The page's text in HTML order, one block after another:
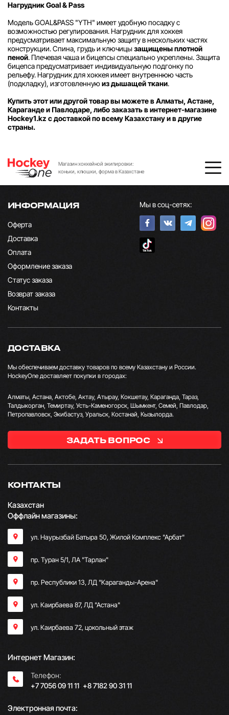
Нагрудник Goal & Pass
Модель GOAL&PASS "YTH" имеет удобную посадку с
возможностью регулирования. Нагрудник для хоккея
предусматривает максимальную защиту в нескольких частях
конструкции. Спина, грудь и ключицызащищены плотной
пеной. Плечевая чаша и бицепсы специально укреплены. Защита
бицепса предусматривает индивидуальную подгонку по
рельефу. Нагрудник для хоккея имеет внутреннюю часть
(подкладку), изготовленнуюиз дышащей ткани.
Купить этот или другой товар вы можете в Алматы, Астане,
Караганде и Павлодаре, либо заказать в интернет-магазине
Hockey1.kz с доставкой по всему Казахстану и в другие
страны.
Магазин хоккейной экипировки:
коньки, клюшки, форма в Казахстане
ИНФОРМАЦИЯ
Оферта
Доставка
Оплата
Оформление заказа
Статус заказа
Возврат заказа
Контакты
Мы в соц-сетях:
КОНТАКТЫ
Казахстан
Оффлайн магазины:
ул. Наурызбай Батыра 50, Жилой Комплекс "Арбат"
пр. Туран 5/1, ЛА "Тарлан"
пр. Республики 13, ​ЛД "Караганды-Арена"
ул. Каирбаева 87, ЛД "Астана"
ул. Каирбаева 72, цокольный этаж
Интернет Магазин:
Телефон:
+7 7056 09 11 11; +8 7182 90 31 11
Электронная почта:
ДОСТАВКА
Мы обеспечиваем доставку товаров по всему Казахстану и России.
HockeyOne доставляет покупки в городах:
Алматы, Астана, Актобе, Актау, Атырау, Кокшетау, Караганда, Тараз,
Талдыкорган, Темиртау, Усть-Каменогорск, Шымкент, Семей, Павлодар,
Петропавловск, Экибастуз, Уральск, Костанай, Кызылорда.
ЗАДАТЬ ВОПРОС